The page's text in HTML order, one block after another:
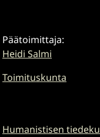
Päätoimittaja:
Heidi Salmi
Toimituskunta
Humanistisen